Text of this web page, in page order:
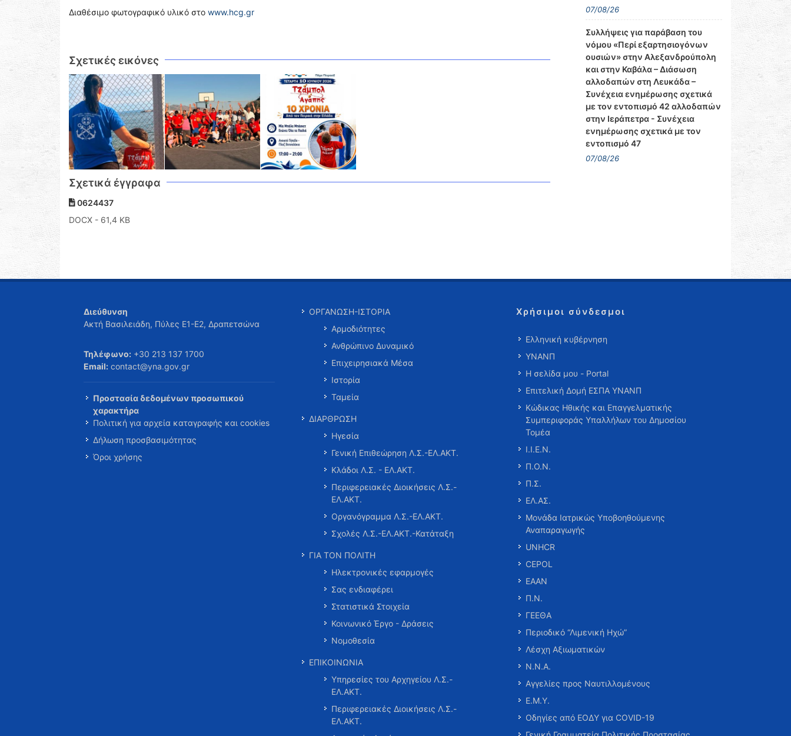
Διαθέσιμο φωτογραφικό υλικό στο www.hcg.gr
Σχετικές εικόνες
Σχετικά έγγραφα
0624437
DOCX - 61,4 KB
07/08/26
Συλλήψεις για παράβαση του
νόμου «Περί εξαρτησιογόνων
ουσιών» στην Αλεξανδρούπολη
και στην Καβάλα – Διάσωση
αλλοδαπών στη Λευκάδα –
Συνέχεια ενημέρωσης σχετικά
με τον εντοπισμό 42 αλλοδαπών
στην Ιεράπετρα - Συνέχεια
ενημέρωσης σχετικά με τον
εντοπισμό 47
07/08/26
Διεύθυνση
Ακτή Βασιλειάδη, Πύλες Ε1-Ε2, Δραπετσώνα
Τηλέφωνο: +30 213 137 1700
Email: contact@yna.gov.gr
Προστασία δεδομένων προσωπικού
χαρακτήρα
Πολιτική για αρχεία καταγραφής και cookies
Δήλωση προσβασιμότητας
Όροι χρήσης
ΟΡΓΑΝΩΣΗ-ΙΣΤΟΡΙΑ
Αρμοδιότητες
Ανθρώπινο Δυναμικό
Επιχειρησιακά Μέσα
Ιστορία
Ταμεία
ΔΙΑΡΘΡΩΣΗ
Ηγεσία
Γενική Επιθεώρηση Λ.Σ.-ΕΛ.ΑΚΤ.
Κλάδοι Λ.Σ. - ΕΛ.ΑΚΤ.
Περιφερειακές Διοικήσεις Λ.Σ.-
ΕΛ.ΑΚΤ.
Οργανόγραμμα Λ.Σ.-ΕΛ.ΑΚΤ.
Σχολές Λ.Σ.-ΕΛ.ΑΚΤ.-Κατάταξη
ΓΙΑ ΤΟΝ ΠΟΛΙΤΗ
Ηλεκτρονικές εφαρμογές
Σας ενδιαφέρει
Στατιστικά Στοιχεία
Κοινωνικό Έργο - Δράσεις
Νομοθεσία
ΕΠΙΚΟΙΝΩΝΙΑ
Υπηρεσίες του Αρχηγείου Λ.Σ.-
ΕΛ.ΑΚΤ.
Περιφερειακές Διοικήσεις Λ.Σ.-
ΕΛ.ΑΚΤ.
Χρήσιμοι σύνδεσμοι
Ελληνική κυβέρνηση
ΥΝΑΝΠ
Η σελίδα μου - Portal
Επιτελική Δομή ΕΣΠΑ ΥΝΑΝΠ
Κώδικας Ηθικής και Επαγγελματικής
Συμπεριφοράς Υπαλλήλων του Δημοσίου
Τομέα
Ι.Ι.Ε.Ν.
Π.Ο.Ν.
Π.Σ.
ΕΛ.ΑΣ.
Μονάδα Ιατρικώς Υποβοηθούμενης
Αναπαραγωγής
UNHCR
CEPOL
ΕΑΑΝ
Π.Ν.
ΓΕΕΘΑ
Περιοδικό “Λιμενική Ηχώ”
Λέσχη Αξιωματικών
Ν.Ν.Α.
Αγγελίες προς Ναυτιλλομένους
Ε.Μ.Υ.
Οδηγίες από ΕΟΔΥ για COVID-19